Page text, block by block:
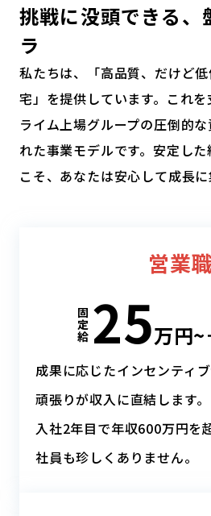
挑戦に没頭できる、
ラ
私たちは、「高品質、だけど
宅」を提供しています。これ
ライム上場グループの圧倒的
れた事業モデルです。安定し
こそ、あなたは安心して成長に
営業職
固
定
給 25万円~
成果に応じたインセンティブ
頑張りが収入に直結します。
入社2年目で年収600万円を
社員も珍しくありません。